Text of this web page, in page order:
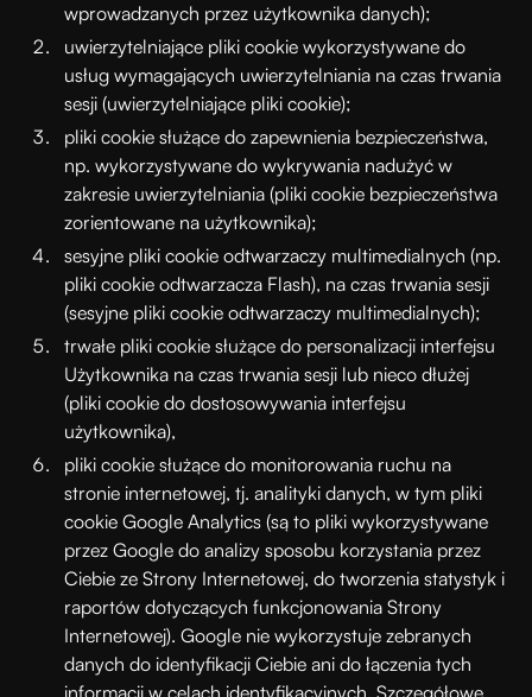
wprowadzanych przez użytkownika danych);
uwierzytelniające pliki cookie wykorzystywane do
usług wymagających uwierzytelniania na czas trwania
sesji (uwierzytelniające pliki cookie);
pliki cookie służące do zapewnienia bezpieczeństwa,
np. wykorzystywane do wykrywania nadużyć w
zakresie uwierzytelniania (pliki cookie bezpieczeństwa
zorientowane na użytkownika);
sesyjne pliki cookie odtwarzaczy multimedialnych (np.
pliki cookie odtwarzacza Flash), na czas trwania sesji
(sesyjne pliki cookie odtwarzaczy multimedialnych);
trwałe pliki cookie służące do personalizacji interfejsu
Użytkownika na czas trwania sesji lub nieco dłużej
(pliki cookie do dostosowywania interfejsu
użytkownika),
pliki cookie służące do monitorowania ruchu na
stronie internetowej, tj. analityki danych, w tym pliki
cookie Google Analytics (są to pliki wykorzystywane
przez Google do analizy sposobu korzystania przez
Ciebie ze Strony Internetowej, do tworzenia statystyk i
raportów dotyczących funkcjonowania Strony
Internetowej). Google nie wykorzystuje zebranych
danych do identyfikacji Ciebie ani do łączenia tych
informacji w celach identyfikacyjnych. Szczegółowe